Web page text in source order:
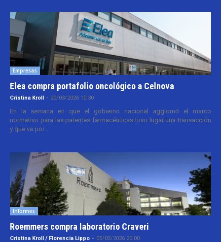
Empresas
Elea compra portafolio oncológico a Celnova
Cristina Kroll - 20/03/2026 10:30
En la semana en que el gobierno nacional aggiornó el marco
normativo para las patentes farmacéuticas tuvo lugar una transacción
y que va por...
Informes
Roemmers compra laboratorio Craveri
Cristina Kroll / Florencia Lippo - 05/05/2026 20:00